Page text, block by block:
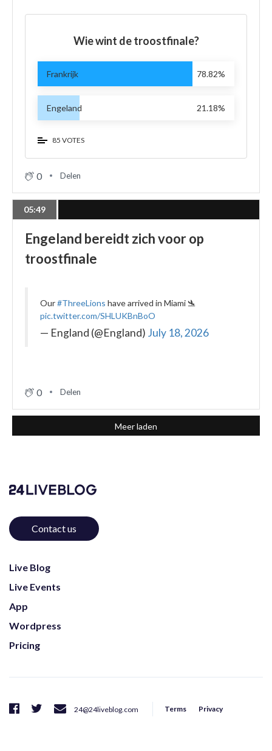
Wie wint de troostfinale?
Frankrijk 78.82%
Engeland 21.18%
85 VOTES
0 Delen
05:49
Engeland bereidt zich voor op
troostfinale
Our#ThreeLions have arrived in Miami 🛬
pic.twitter.com/SHLUKBnBoO
— England (@England) July 18, 2026
0 Delen
Meer laden
Contact us
Live Blog
Live Events
App
Wordpress
Pricing
24@24liveblog.com Terms Privacy